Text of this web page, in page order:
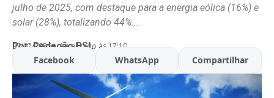
julho de 2025, com destaque para a energia eólica (16%) e
solar (28%), totalizando 44%...
Por:Redação BSL
07/02/2026 Atualizado às 17:10
Facebook WhatsApp Compartilhar